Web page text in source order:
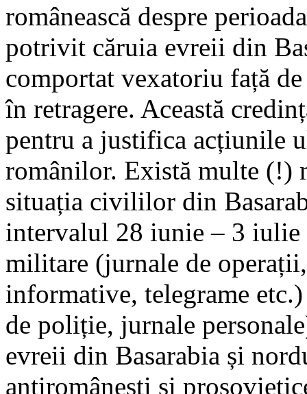
românească despre
potrivit căruia evreii din
comportat vexatoriu față
în retragere. Această
pentru a justifica acțiunile
românilor. Există multe (!)
situația civililor din
intervalul 28 iunie – 3 iulie
militare (jurnale de
informative, telegrame
de poliție, jurnale
evreii din Basarabia și
antiromânești și